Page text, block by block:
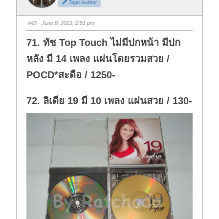
u
m
b
d
o
.
u
m
b
u
p
Topic Author
#43 · June 9, 2023, 2:51 pm
71. ทัช Top Touch ไม่มีปกหน้า มีปก
หลัง มี 14 เพลง แผ่นโดยรวมสวย /
POCD*สะดือ / 1250-
72. ลิเดีย 19 มี 10 เพลง แผ่นสวย / 130-